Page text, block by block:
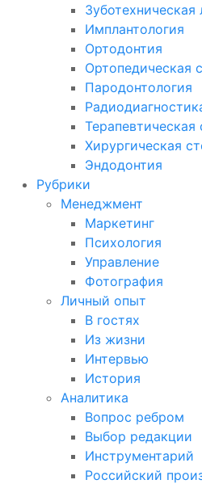
Зуботехническая
Имплантология
Ортодонтия
Ортопедическая
Пародонтология
Терапевтическая
Хирургическая
Эндодонтия
Рубрики
Менеджмент
Маркетинг
Психология
Управление
Фотография
Личный опыт
В гостях
Из жизни
Интервью
История
Аналитика
Вопрос ребром
Выбор редакции
Инструментарий
Российский